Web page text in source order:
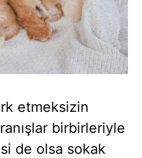
etmeksizin
birbirleriyle
de olsa sokak